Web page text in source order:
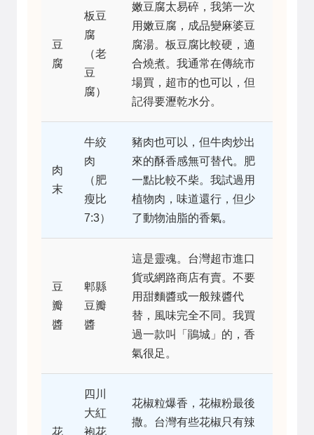
豆
腐
板豆
腐
（老
豆
腐）
嫩豆腐太易碎，我第一次
用嫩豆腐，成品變麻婆豆
腐湯。板豆腐比較硬，適
合燒煮。我通常在傳統市
場買，超市的也可以，但
記得要瀝乾水分。
肉
末
牛絞
肉
（肥
瘦比
7:3）
豬肉也可以，但牛肉炒出
來的酥香感無可替代。肥
一點比較不柴。我試過用
植物肉，味道還行，但少
了動物油脂的香氣。
豆
瓣
醬
郫縣
豆瓣
醬
這是靈魂。台灣超市進口
貨或網路商店有賣。不要
用甜麵醬或一般辣醬代
替，風味完全不同。我買
過一款叫「鵑城」的，香
氣很足。
花
四川
大紅
袍花
花椒粒爆香，花椒粉最後
撒。台灣有些花椒只有辣